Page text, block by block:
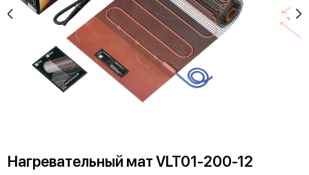
Нагревательный мат VLT01-200-12